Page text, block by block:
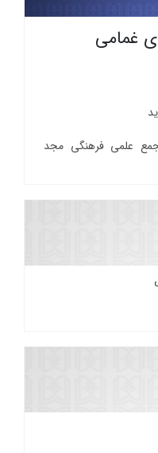
غمامی
علمی فرهنگی مجد